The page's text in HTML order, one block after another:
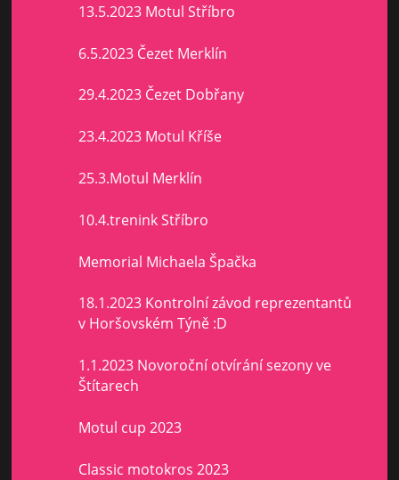
13.5.2023 Motul Stříbro
6.5.2023 Čezet Merklín
29.4.2023 Čezet Dobřany
23.4.2023 Motul Kříše
25.3.Motul Merklín
10.4.trenink Stříbro
Memorial Michaela Špačka
18.1.2023 Kontrolní závod reprezentantů
v Horšovském Týně :D
1.1.2023 Novoroční otvírání sezony ve
Štítarech
Motul cup 2023
Classic motokros 2023